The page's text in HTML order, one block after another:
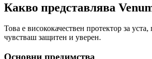
Какво представлява
Това е висококачествен протектор за
чувстваш защитен и уверен.
Основни предимства